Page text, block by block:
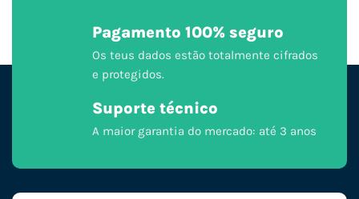
Pagamento 100% seguro
Os teus dados estão totalmente cifrados
e protegidos.
Suporte técnico
A maior garantia do mercado: até 3 anos